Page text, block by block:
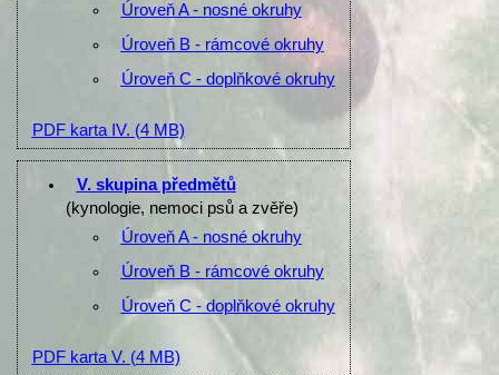
Úroveň A - nosné okruhy
Úroveň B - rámcové okruhy
Úroveň C - doplňkové okruhy
PDF karta IV. (4 MB)
V. skupina předmětů
(kynologie, nemoci psů a zvěře)
Úroveň A - nosné okruhy
Úroveň B - rámcové okruhy
Úroveň C - doplňkové okruhy
PDF karta V. (4 MB)